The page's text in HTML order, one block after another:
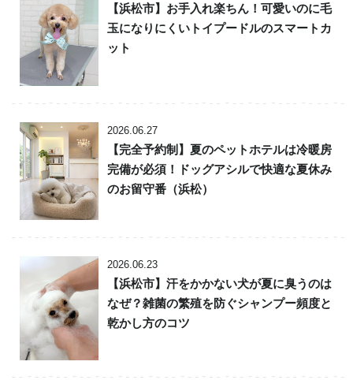
【浜松市】お手入れ楽ちん！可愛いのに毛
玉になりにくいトイプードルのスマートカ
ット
2026.06.27
【完全予約制】夏のペットホテルは冷暖房
完備が必須！ドッグアシルで快適な夏休み
のお留守番（浜松）
2026.06.23
【浜松市】汗をかかない犬が夏に臭うのは
なぜ？雑菌の繁殖を防ぐシャンプー頻度と
乾かし方のコツ